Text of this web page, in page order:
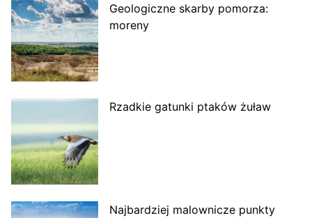
Geologiczne skarby pomorza:
moreny
Rzadkie gatunki ptaków żuław
Najbardziej malownicze punkty